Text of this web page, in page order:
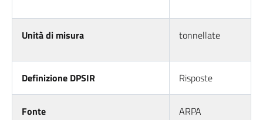
Unità di misura tonnellate
Definizione DPSIR Risposte
Fonte
ARPA